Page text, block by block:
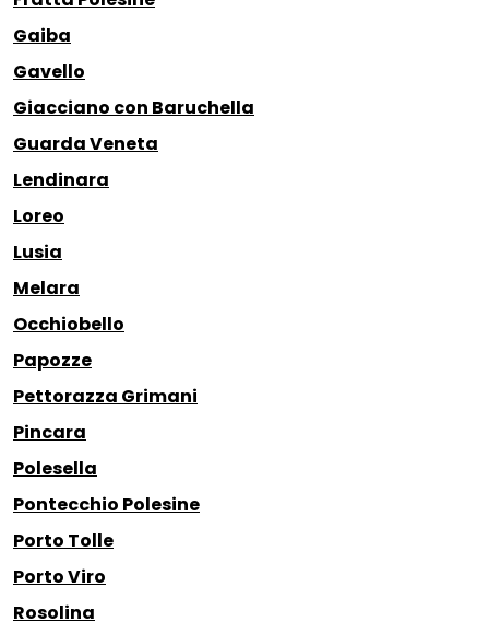
Gaiba
Gavello
Giacciano con Baruchella
Guarda Veneta
Lendinara
Loreo
Lusia
Melara
Occhiobello
Papozze
Pettorazza Grimani
Pincara
Polesella
Pontecchio Polesine
Porto Tolle
Porto Viro
Rosolina